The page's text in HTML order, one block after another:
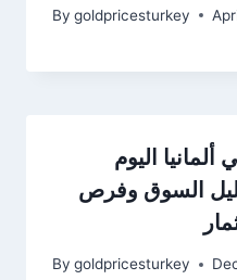
By goldpricesturkey
اليوم
– تحليل السوق وفرص
By goldpricesturkey